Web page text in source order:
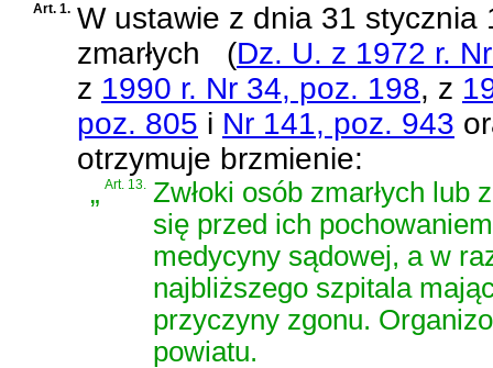
Art. 1. W ustawie z dnia 31 stycznia
zmarłych
(Dz. U. z 1972 r.
z 1990 r. Nr 34, poz. 198, z
poz. 805 i Nr 141, poz. 943
otrzymuje brzmienie:
„Art. 13. Zwłoki osób zmarłych
się przed ich
medycyny sądowej, a w
najbliższego szpitala
przyczyny zgonu.
powiatu.